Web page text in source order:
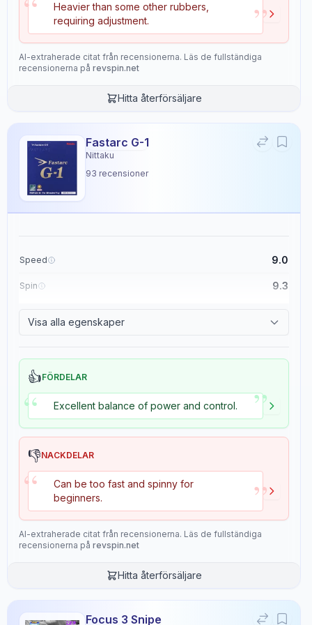
Heavier than some other rubbers,
requiring adjustment.
”
AI-extraherade citat från recensionerna. Läs de fullständiga
recensionerna på revspin.net
Hitta återförsäljare
Fastarc G-1
Nittaku
93 recensioner
Speed 9.0
Spin 9.3
Visa alla egenskaper
👍FÖRDELAR
“ Excellent balance of power and control. ”
👎NACKDELAR
“
Can be too fast and spinny for
beginners.
”
AI-extraherade citat från recensionerna. Läs de fullständiga
recensionerna på revspin.net
Hitta återförsäljare
Focus 3 Snipe
Suited for players at a 7/10 skill level, this rubber is effective for both
forehand and backhand strokes, making it a valuable asset for drives
and serves.
Control
8.6
9.1
9.1
Recensionsdata
Sentiment
8/10
7/10